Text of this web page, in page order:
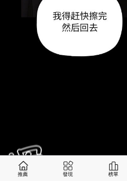
推薦 發現 榜單